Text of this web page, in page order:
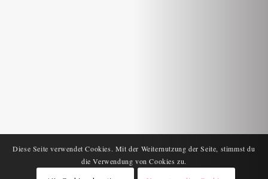
Diese Seite verwendet Cookies. Mit der Weiternutzung der Seite, stimmst du
die Verwendung von Cookies zu.